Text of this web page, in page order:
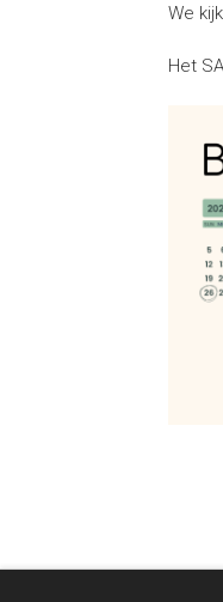
We
Het